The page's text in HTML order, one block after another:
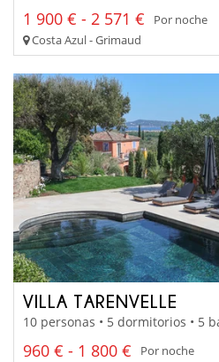
1 900 € - 2 571 €
Por noche
Costa Azul - Grimaud
VILLA TARENVELLE
10 personas • 5 dormitorios • 5
960 € - 1 800 €
Por noche